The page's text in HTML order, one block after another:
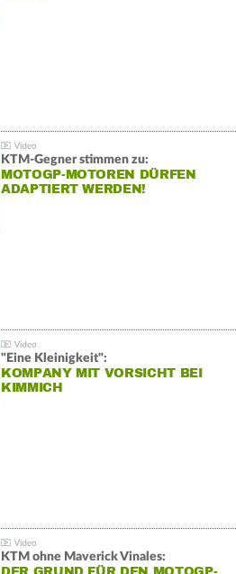
KTM-Gegner stimmen zu:
MOTOGP-MOTOREN DÜRFEN
ADAPTIERT WERDEN!
"Eine Kleinigkeit":
KOMPANY MIT VORSICHT BEI
KIMMICH
KTM ohne Maverick Vinales: